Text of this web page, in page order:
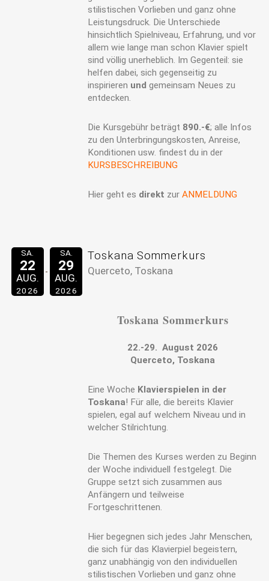
stilistischen Vorlieben und ganz ohne
Leistungsdruck. Die Unterschiede
hinsichtlich Spielniveau, Erfahrung, und vor
allem wie lange man schon Klavier spielt
sind völlig unerheblich. Im Gegenteil: sie
helfen dabei, sich gegenseitig zu
inspirieren und gemeinsam Neues zu
entdecken.
Die Kursgebühr beträgt 890.-€; alle Infos
zu den Unterbringungskosten, Anreise,
Konditionen usw. findest du in der
KURSBESCHREIBUNG
Hier geht es direkt zur ANMELDUNG
SA.
22
AUG.
2026
SA.
29
AUG.
2026
Toskana Sommerkurs
Querceto, Toskana
Toskana Sommerkurs
22.-29. August 2026
Querceto, Toskana
Eine Woche Klavierspielen in der
Toskana! Für alle, die bereits Klavier
spielen, egal auf welchem Niveau und in
welcher Stilrichtung.
Die Themen des Kurses werden zu Beginn
der Woche individuell festgelegt. Die
Gruppe setzt sich zusammen aus
Anfängern und teilweise
Fortgeschrittenen.
Hier begegnen sich jedes Jahr Menschen,
die sich für das Klavierpiel begeistern,
ganz unabhängig von den individuellen
stilistischen Vorlieben und ganz ohne